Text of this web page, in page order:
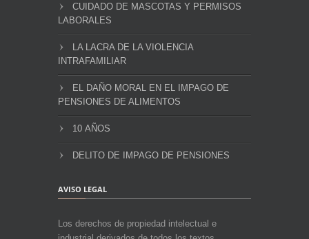
CUIDADO DE MASCOTAS Y PERMISOS
LABORALES
LA LACRA DE LA VIOLENCIA
INTRAFAMILIAR
EL DAÑO MORAL EN EL IMPAGO DE
PENSIONES DE ALIMENTOS
10 AÑOS
DELITO DE IMPAGO DE PENSIONES
AVISO LEGAL
Los derechos de propiedad intelectual e